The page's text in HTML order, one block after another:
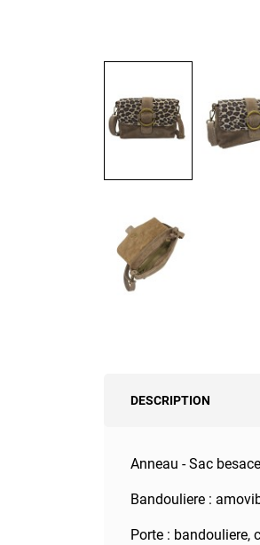
DESCRIPTION
Anneau - Sac
Bandouliere :
Porte : bandouliere,